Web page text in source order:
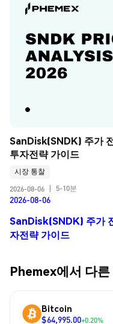
SanDisk(SNDK) 주가
투자전략 가이드
시장 통찰
2026-08-06
5-10분
2026-08-06
SanDisk(SNDK) 주가
자전략 가이드
Phemex에서 다
Bitcoin
$64,995.00+0.20%